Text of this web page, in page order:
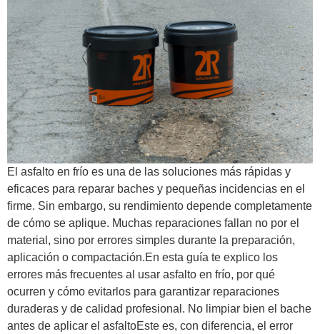
El asfalto en frío es una de las soluciones más rápidas y
eficaces para reparar baches y pequeñas incidencias en el
firme. Sin embargo, su rendimiento depende completamente
de cómo se aplique. Muchas reparaciones fallan no por el
material, sino por errores simples durante la preparación,
aplicación o compactación.En esta guía te explico los
errores más frecuentes al usar asfalto en frío, por qué
ocurren y cómo evitarlos para garantizar reparaciones
duraderas y de calidad profesional. No limpiar bien el bache
antes de aplicar el asfaltoEste es, con diferencia, el error